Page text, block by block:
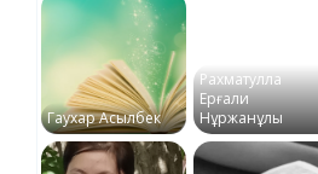
Гаухар Асылбек
Рахматулла
Ерғали
Нұржанұлы